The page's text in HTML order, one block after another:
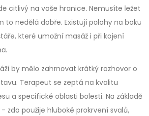
citlivý na vaše hranice. Nemusíte ležet
to nedělá dobře. Existují polohy na boku
které umožní masáž i při kojení
by mělo zahrnovat krátký rozhovor o
Terapeut se zeptá na kvalitu
a specifické oblasti bolesti. Na základě
zda použije hluboké prokrvení svalů,